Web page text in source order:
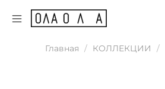
Главная КОЛЛЕКЦИИ